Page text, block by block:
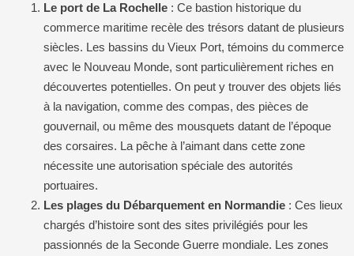
Le port de La Rochelle : Ce bastion historique du
commerce maritime recèle des trésors datant de plusieurs
siècles. Les bassins du Vieux Port, témoins du commerce
avec le Nouveau Monde, sont particulièrement riches en
découvertes potentielles. On peut y trouver des objets liés
à la navigation, comme des compas, des pièces de
gouvernail, ou même des mousquets datant de l’époque
des corsaires. La pêche à l’aimant dans cette zone
nécessite une autorisation spéciale des autorités
portuaires.
Les plages du Débarquement en Normandie : Ces lieux
chargés d’histoire sont des sites privilégiés pour les
passionnés de la Seconde Guerre mondiale. Les zones